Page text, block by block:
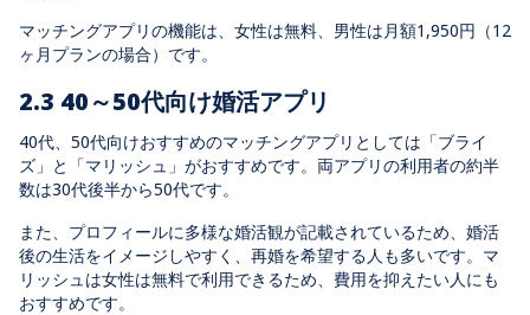
マッチングアプリの機能は、女性は無料、男性は月額1,950円（12
ヶ月プランの場合）です。
2.3 40～50代向け婚活アプリ
40代、50代向けおすすめのマッチングアプリとしては「ブライ
ズ」と「マリッシュ」がおすすめです。両アプリの利用者の約半
数は30代後半から50代です。
また、プロフィールに多様な婚活観が記載されているため、婚活
後の生活をイメージしやすく、再婚を希望する人も多いです。マ
リッシュは女性は無料で利用できるため、費用を抑えたい人にも
おすすめです。